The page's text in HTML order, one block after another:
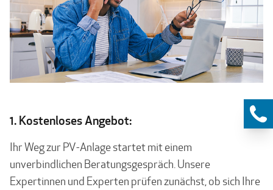
1.Kostenloses Angebot:
Ihr Weg zur PV-Anlage startet mit einem
unverbindlichen Beratungsgespräch. Unsere
Expertinnen und Experten prüfen zunächst, ob sich Ihre